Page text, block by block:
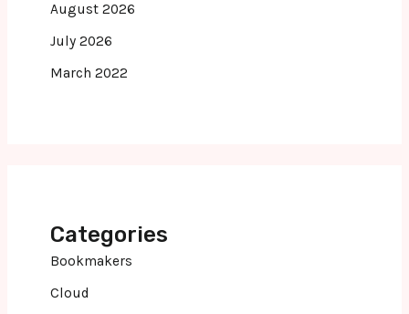
August 2026
July 2026
March 2022
Categories
Bookmakers
Cloud